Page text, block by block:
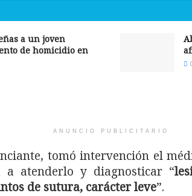
a un joven
de homicidio en
ANUNCIO PUBLICITARIO
tomó intervención el
a atenderlo y diagnosticar “
de sutura, carácter leve”.